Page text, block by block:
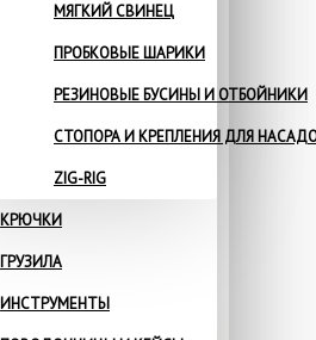
МЯГКИЙ СВИНЕЦ
ПРОБКОВЫЕ ШАРИКИ
РЕЗИНОВЫЕ БУСИНЫ И ОТБОЙНИКИ
СТОПОРА И КРЕПЛЕНИЯ ДЛЯ
ZIG-RIG
КРЮЧКИ
ГРУЗИЛА
ИНСТРУМЕНТЫ